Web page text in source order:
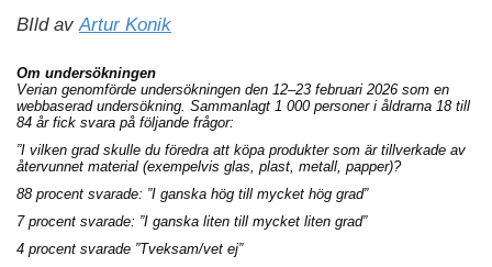
BIld avArtur Konik
Om undersökningen
Verian genomförde undersökningen den 12–23 februari 2026 som en
webbaserad undersökning. Sammanlagt 1 000 personer i åldrarna 18 till
84 år fick svara på följande frågor:
”I vilken grad skulle du föredra att köpa produkter som är tillverkade av
återvunnet material (exempelvis glas, plast, metall, papper)?
88 procent svarade: ”I ganska hög till mycket hög grad”
7 procent svarade: ”I ganska liten till mycket liten grad”
4 procent svarade ”Tveksam/vet ej”